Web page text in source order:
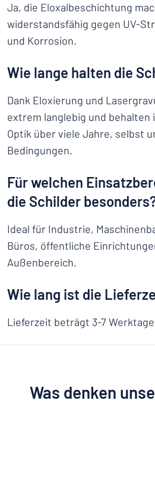
Ja, die Eloxalbeschichtung
widerstandsfähig gegen UV-
und Korrosion.
Wie lange halten die
Dank Eloxierung und
extrem langlebig und behalten
Optik über viele Jahre, selbst
Bedingungen.
Für welchen
die Schilder
Ideal für Industrie,
Büros, öffentliche
Außenbereich.
Wie lang ist die
Lieferzeit beträgt 3-7
Was denken